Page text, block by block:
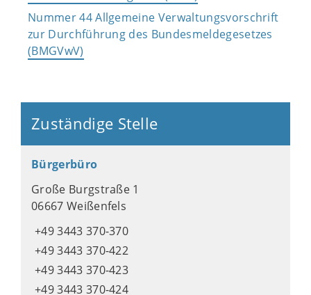
Nummer 44 Allgemeine Verwaltungsvorschrift
zur Durchführung des Bundesmeldegesetzes
(BMGVwV)
Zuständige Stelle
Bürgerbüro
Große Burgstraße 1
06667 Weißenfels
+49 3443 370-370
+49 3443 370-422
+49 3443 370-423
+49 3443 370-424